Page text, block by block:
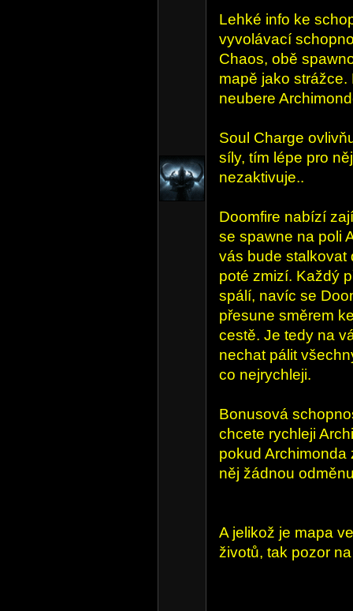
Lehké info ke
vyvolávací
Chaos, obě
mapě jako
neubere
Soul Charge
síly, tím lépe pro
nezaktivuje..
Doomfire nabízí
se spawne na poli
vás bude stalkovat
poté zmizí. Každý
spálí, navíc se
přesune směrem
cestě. Je tedy na
nechat pálit
co nejrychleji.
Bonusová
chcete rychleji
pokud
něj žádnou
A jelikož je mapa
životů, tak pozor